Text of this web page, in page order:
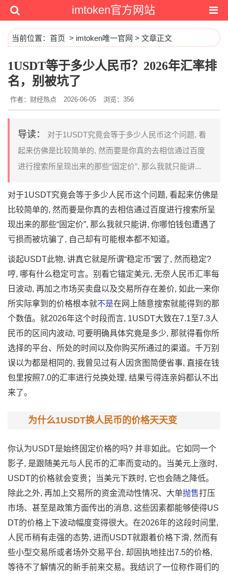
imtoken官方网站
当前位置： 首页 > imtoken唯一官网 > 文章正文
1USDT等于多少人民币？2026年汇率排
名，别被坑了
作者：财经热点 2026-06-05 浏览：356
导读：
对于1USDT究竟会等于多少人民币这个问题, 看
起来仿佛是比较简单的, 然而要是你真的去相信通过百度
进行搜索所呈现出来的那些“固定价”, 那么我就只能讲...
对于1USDT究竟会等于多少人民币这个问题, 看起来仿佛是
比较简单的, 然而要是你真的去相信通过百度进行搜索所呈
现出来的那些“固定价”, 那么我就只能讲, 你哪怕钱包遭遇了
亏损而被坑骗了, 自己却有可能根本都不知道。
谈起USDT此物, 讲真它就是所谓“稳定币”罢了, 然而稳定?
哼, 哪有什么稳定可言。别看它锚定美元, 无奈人民币汇率每
日波动, 再加之市场买卖盘以及交易所存在差价, 如此一来你
所实际拿到的价格根本就不是在网上随意搜索就能得到的那
个数值。就2026年这个时段而言, 1USDT大致在7.1至7.3人
民币的区间内波动, 可要明确具体究竟是多少, 那就得看你所
选择的平台、所处的时间以及你购买所通过的渠道。千万别
误以为都是相同的, 我曾见过有人因贪图简便省事, 直接在钱
包里按照7.0的汇率进行兑换处理, 结果亏得连亲妈都认不出
来了。
为什么1USDT换人民币的价格天天变
你认为USDT是始终固定价格的吗? 并非如此。它如同一个
影子, 是跟随美元与人民币的汇率而变动的。当美元上涨时,
USDT的价格就会变贵；当美元下跌时, 它也会随之降低。
除此之外, 再加上交易所的资金流动性情况、大单抛售打压
市场、甚至是政策方面传出的消息, 这些因素都能够使得US
DT的价格上下波动幅度变得很大。在2026年的这段时间里,
人民币稍有走强的态势, 进而USDT就跟着价格下滑, 然而有
些小型交易所或者场外交易平台, 却固执地挂出7.5的价格,
等待不了解情况的新手前来交易。我结识了一位称作哥们的